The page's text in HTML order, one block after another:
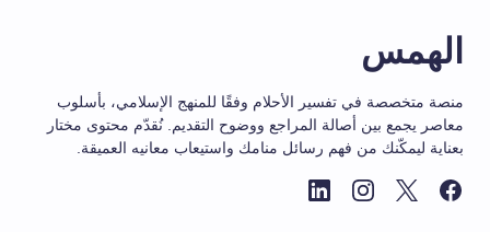
الهمس
منصة متخصصة في تفسير الأحلام وفقًا للمنهج الإسلامي، بأسلوب
معاصر يجمع بين أصالة المراجع ووضوح التقديم. نُقدّم محتوى مختار
بعناية ليمكّنك من فهم رسائل منامك واستيعاب معانيه العميقة.